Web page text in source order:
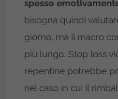
spesso
bisogna quindi
giorno, ma il macro
più lungo. Stop loss
repentine potrebbe
nel caso in cui il